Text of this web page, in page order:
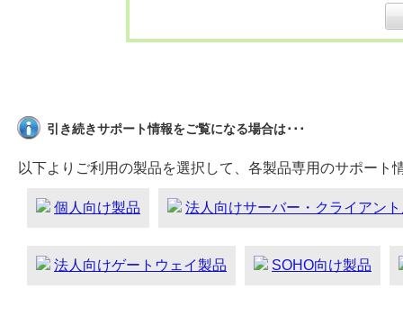
引き続きサポート情報をご覧になる場合は･･･
以下よりご利用の製品を選択して、各製品専用のサポート
個人向け製品 法人向けサーバー・クライアン
法人向けゲートウェイ製品 SOHO向け製品